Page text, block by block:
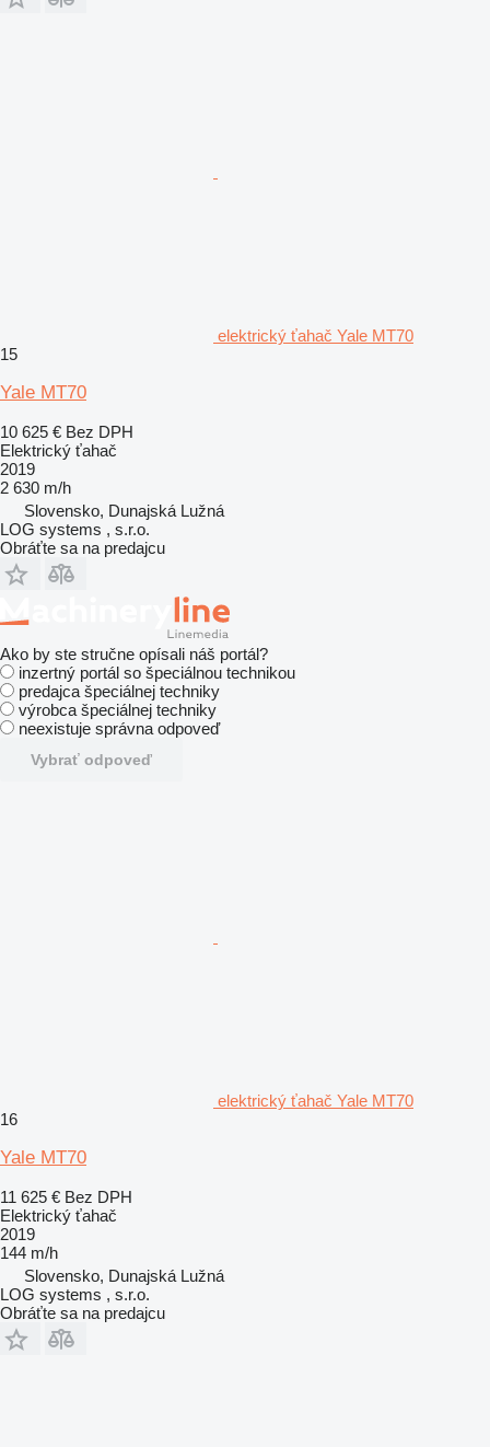
elektrický ťahač Yale MT70
15
Yale MT70
10 625 € Bez DPH
Elektrický ťahač
2019
2 630 m/h
Slovensko, Dunajská Lužná
LOG systems , s.r.o.
Obráťte sa na predajcu
Ako by ste stručne opísali náš portál?
inzertný portál so špeciálnou technikou
predajca špeciálnej techniky
výrobca špeciálnej techniky
neexistuje správna odpoveď
Vybrať odpoveď
elektrický ťahač Yale MT70
16
Yale MT70
11 625 € Bez DPH
Elektrický ťahač
2019
144 m/h
Slovensko, Dunajská Lužná
LOG systems , s.r.o.
Obráťte sa na predajcu